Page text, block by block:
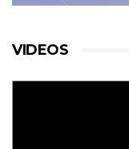
VIDEOS